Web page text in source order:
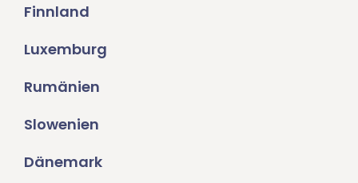
Finnland
Luxemburg
Rumänien
Slowenien
Dänemark